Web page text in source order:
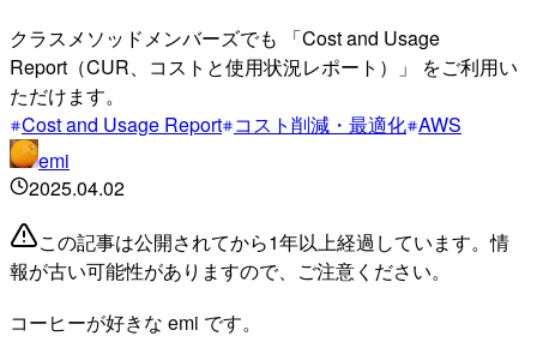
クラスメソッドメンバーズでも 「Cost and Usage
Report（CUR、コストと使用状況レポート）」 をご利用い
ただけます。
Cost and Usage Report コスト削減・最適化 AWS
emi
2025.04.02
この記事は公開されてから1年以上経過しています。情
報が古い可能性がありますので、ご注意ください。
コーヒーが好きな emi です。